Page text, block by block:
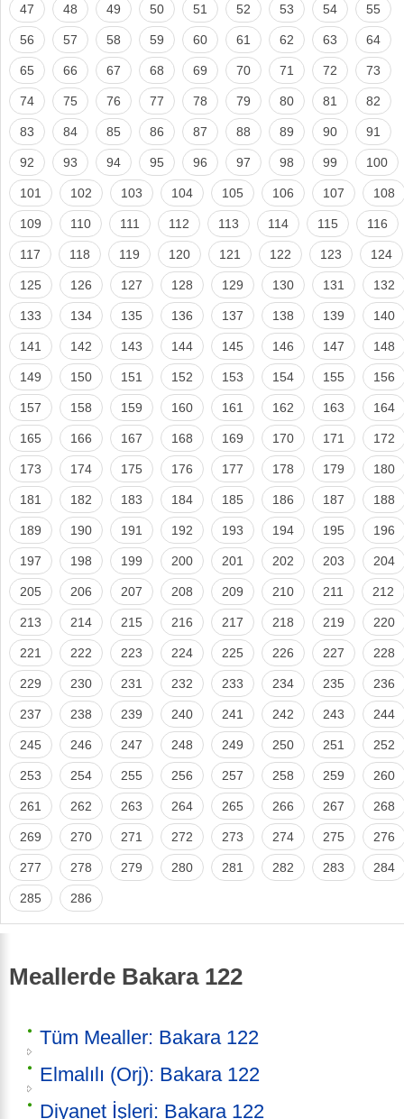
47 48 49 50 51 52 53 54 55
56 57 58 59 60 61 62 63 64
65 66 67 68 69 70 71 72 73
74 75 76 77 78 79 80 81 82
83 84 85 86 87 88 89 90 91
92 93 94 95 96 97 98 99 100
101 102 103 104 105 106 107 108
109 110 111 112 113 114 115 116
117 118 119 120 121 122 123 124
125 126 127 128 129 130 131 132
133 134 135 136 137 138 139 140
141 142 143 144 145 146 147 148
149 150 151 152 153 154 155 156
157 158 159 160 161 162 163 164
165 166 167 168 169 170 171 172
173 174 175 176 177 178 179 180
181 182 183 184 185 186 187 188
189 190 191 192 193 194 195 196
197 198 199 200 201 202 203 204
205 206 207 208 209 210 211 212
213 214 215 216 217 218 219 220
221 222 223 224 225 226 227 228
229 230 231 232 233 234 235 236
237 238 239 240 241 242 243 244
245 246 247 248 249 250 251 252
253 254 255 256 257 258 259 260
261 262 263 264 265 266 267 268
269 270 271 272 273 274 275 276
277 278 279 280 281 282 283 284
285 286
Meallerde Bakara 122
Tüm Mealler: Bakara 122
Elmalılı (Orj): Bakara 122
Diyanet İşleri: Bakara 122